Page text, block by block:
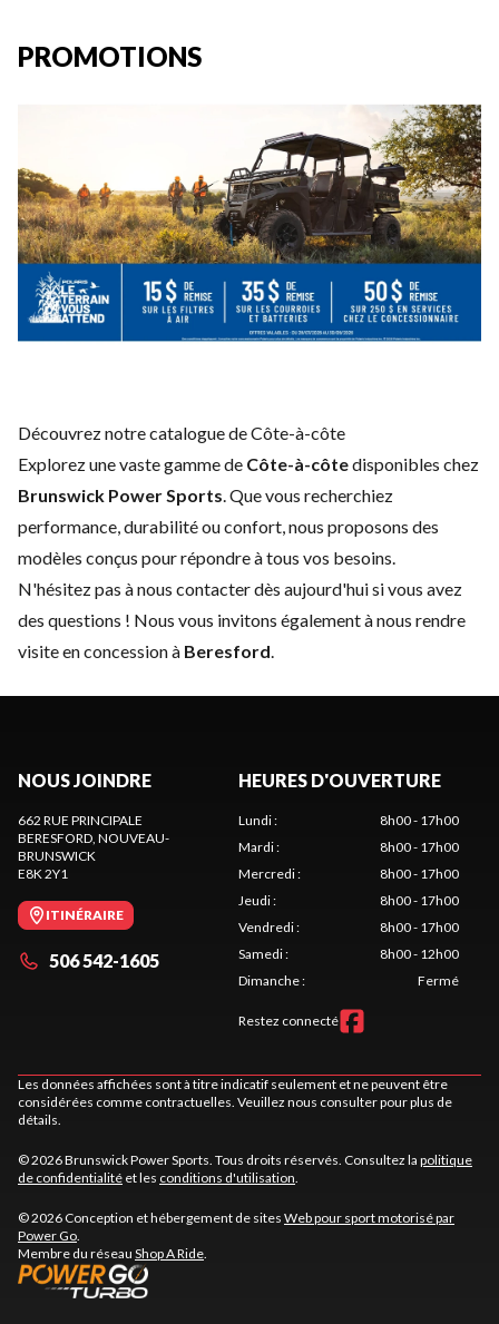
PROMOTIONS
Découvrez notre catalogue de Côte-à-côte
Explorez une vaste gamme de Côte-à-côtedisponibles chez
Brunswick Power Sports. Que vous recherchiez
performance, durabilité ou confort, nous proposons des
modèles conçus pour répondre à tous vos besoins.
N'hésitez pas ànous contacterdès aujourd'hui si vous avez
des questions ! Nous vous invitons également à nous rendre
visite en concession à Beresford.
NOUS JOINDRE
662 RUE PRINCIPALE
BERESFORD, NOUVEAU-
BRUNSWICK
E8K 2Y1
ITINÉRAIRE
506 542-1605
HEURES D'OUVERTURE
Lundi:
8h00 - 17h00
Mardi:
8h00 - 17h00
Mercredi:
8h00 - 17h00
Jeudi:
8h00 - 17h00
Vendredi:
8h00 - 17h00
Samedi:
8h00 - 12h00
Dimanche: Fermé
Restez connecté
Les données affichées sont à titre indicatif seulement et ne peuvent être
considérées comme contractuelles. Veuillez nous consulter pour plus de
détails.
© 2026 Brunswick Power Sports. Tous droits réservés. Consultez la politique
de confidentialité et les conditions d'utilisation.
© 2026 Conception et hébergement de sites Web pour sport motorisé par
Power Go.
Membre du réseau Shop A Ride.